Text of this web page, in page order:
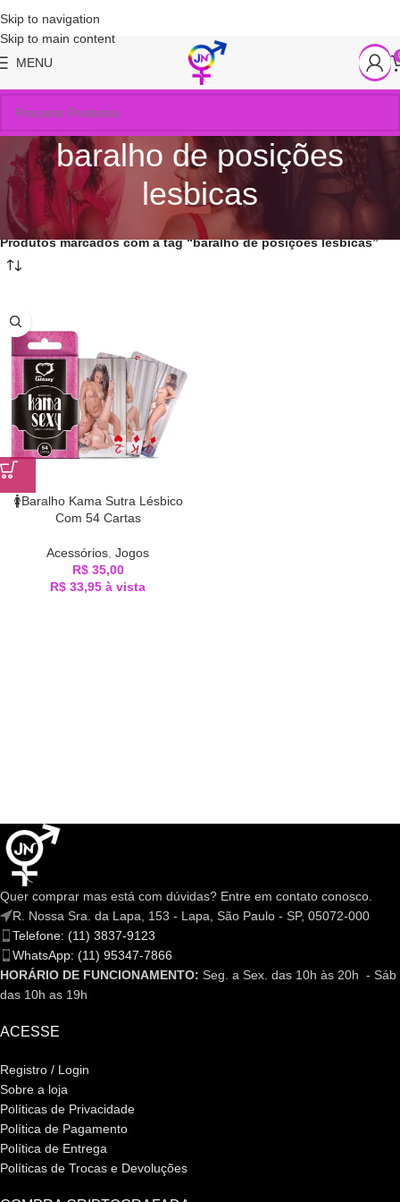
Skip to navigation
Skip to main content
MENU
baralho de posições
lesbicas
Início
Produtos marcados com a tag “baralho de posições lesbicas”
🚺Baralho Kama Sutra Lésbico
Com 54 Cartas
Acessórios Jogos
R$35,00
R$ 33,95 à vista
Quer comprar mas está com dúvidas? Entre em contato conosco.
R. Nossa Sra. da Lapa, 153 - Lapa, São Paulo - SP, 05072-000
Telefone: (11) 3837-9123
WhatsApp: (11) 95347-7866
HORÁRIO DE FUNCIONAMENTO: Seg. a Sex. das 10h às 20h - Sáb
das 10h as 19h
ACESSE
Registro / Login
Sobre a loja
Políticas de Privacidade
Política de Pagamento
Política de Entrega
Políticas de Trocas e Devoluções